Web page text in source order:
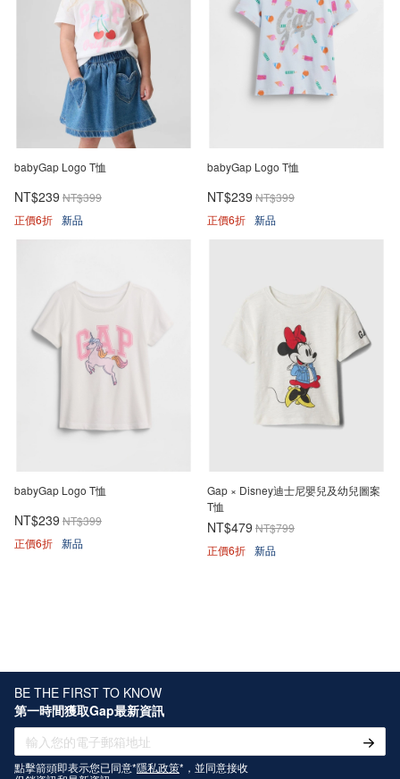
babyGap Logo T恤
NT$239 NT$399
正價6折 新品
babyGap Logo T恤
NT$239 NT$399
正價6折 新品
babyGap Logo T恤
NT$239 NT$399
正價6折 新品
Gap × Disney迪士尼嬰兒及幼兒圖案
T恤
NT$479 NT$799
正價6折 新品
BE THE FIRST TO KNOW
第一時間獲取Gap最新資訊
點擊箭頭即表示您已同意*隱私政策*，並同意接收